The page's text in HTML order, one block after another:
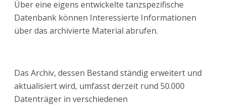
Über eine eigens entwickelte tanzspezifische
Datenbank können Interessierte Informationen
über das archivierte Material abrufen.
Das Archiv, dessen Bestand ständig erweitert und
aktualisiert wird, umfasst derzeit rund 50.000
Datenträger in verschiedenen